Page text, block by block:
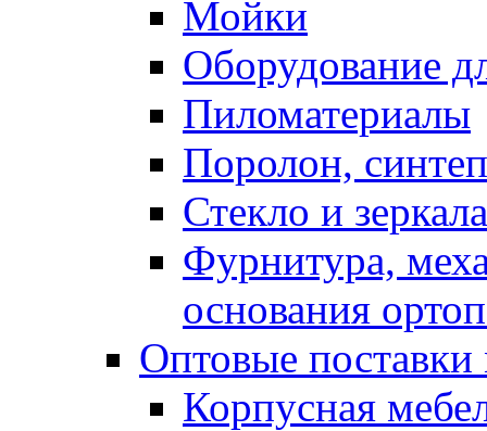
Мойки
Оборудование
Пиломатериалы
Поролон,
Стекло и зеркала
Фурнитура,
основания
Оптовые поставки
Корпусная